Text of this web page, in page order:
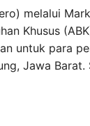
melalui
Khusus
untuk para
Jawa